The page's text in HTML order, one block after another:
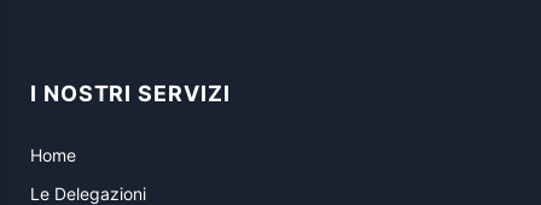
I NOSTRI SERVIZI
Home
Le Delegazioni